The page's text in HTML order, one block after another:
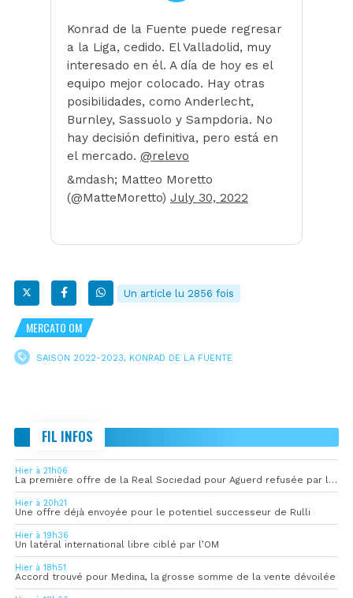
Konrad de la Fuente puede regresar
a la Liga, cedido. El Valladolid, muy
interesado en él. A día de hoy es el
equipo mejor colocado. Hay otras
posibilidades, como Anderlecht,
Burnley, Sassuolo y Sampdoria. No
hay decisión definitiva, pero está en
el mercado. @relevo
&mdash; Matteo Moretto
(@MatteMoretto) July 30, 2022
Un article lu 2856 fois
MERCATO OM
SAISON 2022-2023, KONRAD DE LA FUENTE
FIL INFOS
Hier à 21h06
La première offre de la Real Sociedad pour Aguerd refusée par l’OM
Hier à 20h21
Une offre déjà envoyée pour le potentiel successeur de Rulli
Hier à 19h36
Un latéral international libre ciblé par l’OM
Hier à 18h51
Accord trouvé pour Medina, la grosse somme de la vente dévoilée